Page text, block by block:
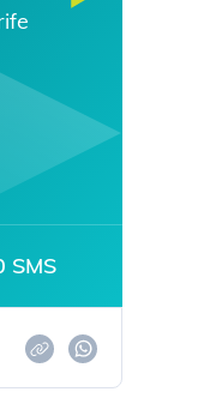
SMS